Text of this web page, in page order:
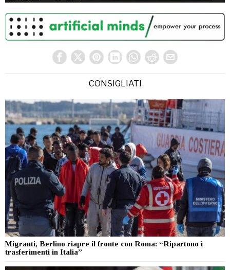
CONSIGLIATI
Migranti, Berlino riapre il fronte con Roma: “Ripartono i
trasferimenti in Italia”